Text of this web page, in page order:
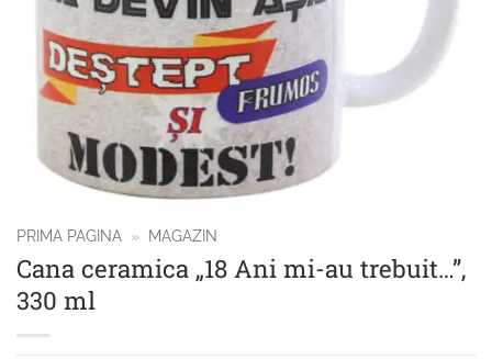
PRIMA PAGINA » MAGAZIN
Cana ceramica „18 Ani mi-au trebuit…”,
330 ml